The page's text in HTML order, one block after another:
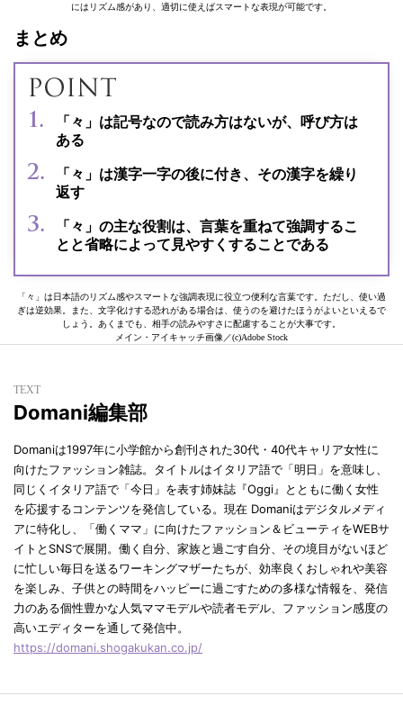
にはリズム感があり、適切に使えばスマートな表現が可能です。
まとめ
「々」は記号なので読み方はないが、呼び方は
ある
「々」は漢字一字の後に付き、その漢字を繰り
返す
「々」の主な役割は、言葉を重ねて強調するこ
とと省略によって見やすくすることである
「々」は日本語のリズム感やスマートな強調表現に役立つ便利な言葉です。ただし、使い過
ぎは逆効果。また、文字化けする恐れがある場合は、使うのを避けたほうがよいといえるで
しょう。あくまでも、相手の読みやすさに配慮することが大事です。
メイン・アイキャッチ画像／(c)Adobe Stock
TEXT
Domani編集部
Domaniは1997年に小学館から創刊された30代・40代キャリア女性に
向けたファッション雑誌。タイトルはイタリア語で「明日」を意味し、
同じくイタリア語で「今日」を表す姉妹誌『Oggi』とともに働く女性
を応援するコンテンツを発信している。現在 Domaniはデジタルメディ
アに特化し、「働くママ」に向けたファッション＆ビューティをWEBサ
イトとSNSで展開。働く自分、家族と過ごす自分、その境目がないほど
に忙しい毎日を送るワーキングマザーたちが、効率良くおしゃれや美容
を楽しみ、子供との時間をハッピーに過ごすための多様な情報を、発信
力のある個性豊かな人気ママモデルや読者モデル、ファッション感度の
高いエディターを通して発信中。
https://domani.shogakukan.co.jp/